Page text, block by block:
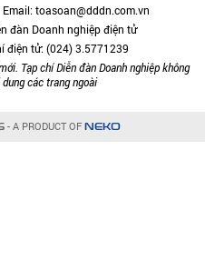
toasoan@dddn.com.vn
đàn Doanh nghiệp điện tử
điện tử: (024) 3.5771239
Tạp chí Diễn đàn Doanh nghiệp không
các trang ngoài
- A PRODUCT OF NEKO